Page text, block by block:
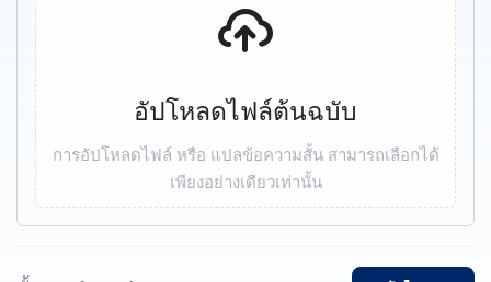
อัปโหลดไฟล์ต้นฉบับ
การอัปโหลดไฟล์ หรือ แปลข้อความสั้น สามารถเลือกได้
เพียงอย่างเดียวเท่านั้น